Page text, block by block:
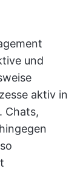
und
aktiv in
Chats,